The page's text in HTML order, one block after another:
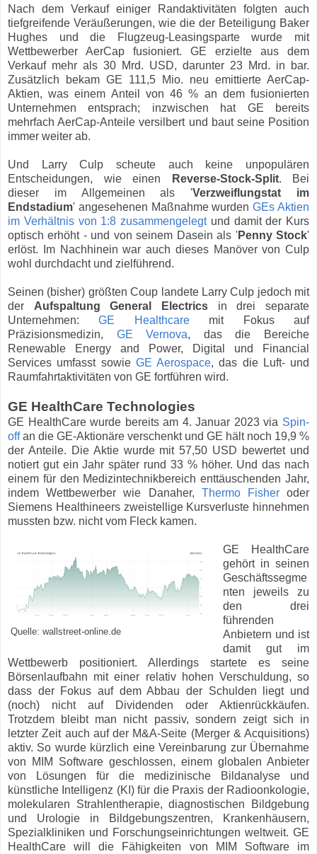
Nach dem Verkauf einiger Randaktivitäten folgten auch
tiefgreifende Veräußerungen, wie die der Beteiligung Baker
Hughes und die Flugzeug-Leasingsparte wurde mit
Wettbewerber AerCap fusioniert. GE erzielte aus dem
Verkauf mehr als 30 Mrd. USD, darunter 23 Mrd. in bar.
Zusätzlich bekam GE 111,5 Mio. neu emittierte AerCap-
Aktien, was einem Anteil von 46 % an dem fusionierten
Unternehmen entsprach; inzwischen hat GE bereits
mehrfach AerCap-Anteile versilbert und baut seine Position
immer weiter ab.
Und Larry Culp scheute auch keine unpopulären
Entscheidungen, wie einen
Reverse-Stock-Split. Bei
dieser im Allgemeinen als 'Verzweiflungstat im
Endstadium' angesehenen Maßnahme wurdenGEs Aktien
im Verhältnis von 1:8 zusammengelegtund damit der Kurs
optisch erhöht - und von seinem Dasein als 'Penny Stock'
erlöst. Im Nachhinein war auch dieses Manöver von Culp
wohl durchdacht und zielführend.
Seinen (bisher) größten Coup landete Larry Culp jedoch mit
der Aufspaltung General Electrics in drei separate
Unternehmen:GE Healthcaremit Fokus auf
Präzisionsmedizin, GE Vernova, das die Bereiche
Renewable Energy and Power, Digital und Financial
Services umfasst sowie GE Aerospace, das die Luft- und
Raumfahrtaktivitäten von GE fortführen wird.
GE HealthCare Technologies
GE HealthCare wurde bereits am 4. Januar 2023 via Spin-
offan die GE-Aktionäre verschenkt und GE hält noch 19,9 %
der Anteile. Die Aktie wurde mit 57,50 USD bewertet und
notiert gut ein Jahr später rund 33 % höher. Und das nach
einem für den Medizintechnikbereich enttäuschenden Jahr,
indem Wettbewerber wie Danaher, Thermo Fisheroder
Siemens Healthineers zweistellige Kursverluste hinnehmen
mussten bzw. nicht vom Fleck kamen.
Quelle: wallstreet-online.de
GE HealthCare
gehört in seinen
Geschäftssegme
nten jeweils zu
den drei
führenden
Anbietern und ist
damit gut im
Wettbewerb positioniert. Allerdings startete es seine
Börsenlaufbahn mit einer relativ hohen Verschuldung, so
dass der Fokus auf dem Abbau der Schulden liegt und
(noch) nicht auf Dividenden oder Aktienrückkäufen.
Trotzdem bleibt man nicht passiv, sondern zeigt sich in
letzter Zeit auch auf der M&A-Seite (Merger & Acquisitions)
aktiv. So wurde kürzlich eine Vereinbarung zur Übernahme
von MIM Software geschlossen, einem globalen Anbieter
von Lösungen für die medizinische Bildanalyse und
künstliche Intelligenz (KI) für die Praxis der Radioonkologie,
molekularen Strahlentherapie, diagnostischen Bildgebung
und Urologie in Bildgebungszentren, Krankenhäusern,
Spezialkliniken und Forschungseinrichtungen weltweit. GE
HealthCare will die Fähigkeiten von MIM Software im